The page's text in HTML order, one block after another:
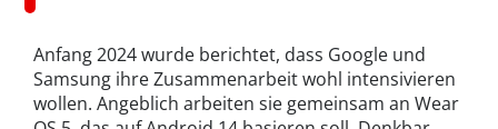
Anfang 2024 wurde berichtet, dass Google und
Samsung ihre Zusammenarbeit wohl intensivieren
wollen. Angeblich arbeiten sie gemeinsam an Wear